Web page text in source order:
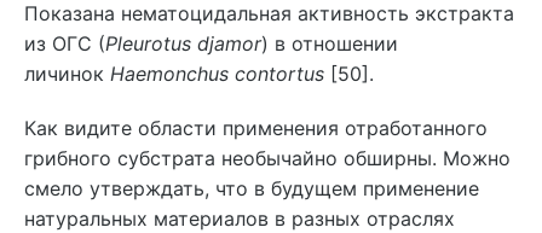
Показана нематоцидальная активность экстракта
из ОГС (Pleurotus djamor) в отношении
личинок Haemonchus contortus [50].
Как видите области применения отработанного
грибного субстрата необычайно обширны. Можно
смело утверждать, что в будущем применение
натуральных материалов в разных отраслях